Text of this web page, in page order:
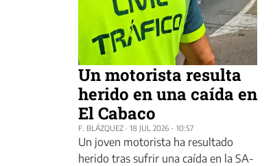
Un motorista resulta
herido en una caída en
El Cabaco
F. BLÁZQUEZ · 18 JUL 2026 - 10:57
Un joven motorista ha resultado
herido tras sufrir una caída en la SA-